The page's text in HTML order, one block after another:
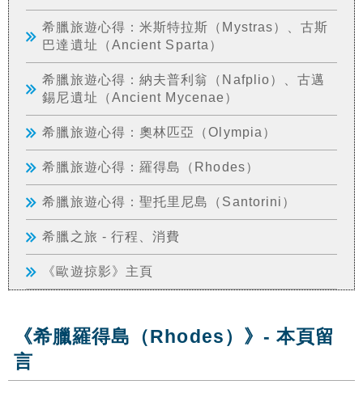
希臘旅遊心得：米斯特拉斯（Mystras）、古斯
巴達遺址（Ancient Sparta）
希臘旅遊心得：納夫普利翁（Nafplio）、古邁
錫尼遺址（Ancient Mycenae）
希臘旅遊心得：奧林匹亞（Olympia）
希臘旅遊心得：羅得島（Rhodes）
希臘旅遊心得：聖托里尼島（Santorini）
希臘之旅 - 行程、消費
《歐遊掠影》主頁
《希臘羅得島（Rhodes）》- 本頁留
言